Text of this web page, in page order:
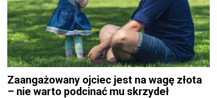
Zaangażowany ojciec jest na wagę złota
– nie warto podcinać mu skrzydeł